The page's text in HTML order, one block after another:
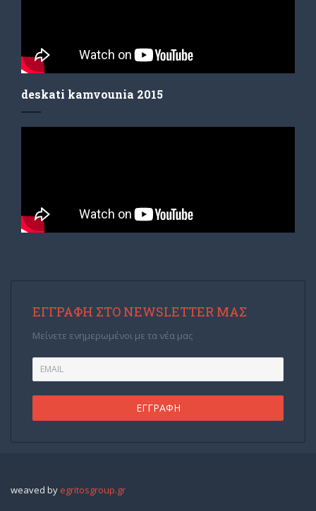
deskati kamvounia 2015
ΕΓΓΡΑΦΉ ΣΤΟ NEWSLETTER ΜΑΣ
Μείνετε ενημερωμένοι με τα νέα μας
weaved by egritosgroup.gr